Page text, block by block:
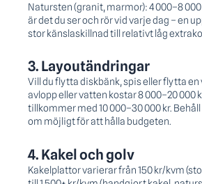
Natursten (granit, marmor): 4 000–8
är det du ser och rör vid varje dag – en
stor känsla­skillnad till relativt låg
3. Layout­ändringar
Vill du flytta diskbänk, spis eller flytta en
avlopp eller vatten kostar 8 000–20 000
tillkommer med 10 000–30 000 kr.
om möjligt för att hålla budgeten.
4. Kakel och golv
Kakelplattor varierar från 150 kr/kvm